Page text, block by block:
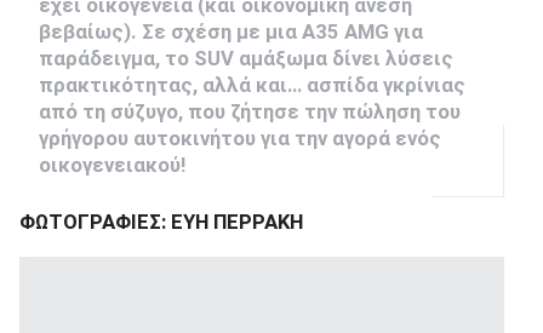
βεβαίως). Σε σχέση με μια A35 AMG για
παράδειγμα, το SUV αμάξωμα δίνει λύσεις
πρακτικότητας, αλλά και… ασπίδα γκρίνιας
από τη σύζυγο, που ζήτησε την πώληση του
γρήγορου αυτοκινήτου για την αγορά ενός
οικογενειακού!
ΦΩΤΟΓΡΑΦΙΕΣ: ΕΥΗ ΠΕΡΡΑΚΗ